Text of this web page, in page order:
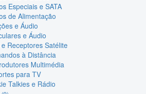
Especiais e SATA
de Alimentação
e Áudio
e Áudio
e Receptores Satélite
à Distância
Multimédia
para TV
Talkies e Rádio